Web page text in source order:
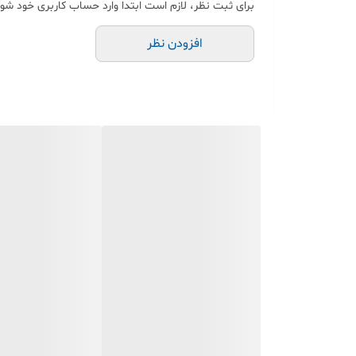
برای ثبت نظر، لازم است ابتدا وارد حساب کاربری خود
افزودن نظر